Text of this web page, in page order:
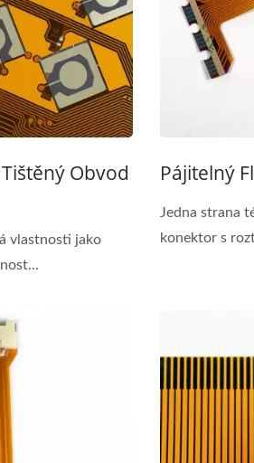
Obvod
vlastnosti jako
Pájitelný
Jedna strana
konektor s